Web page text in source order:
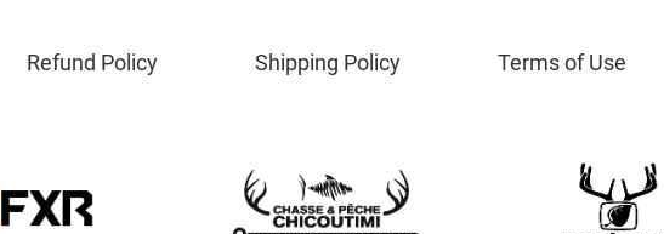
Refund Policy Shipping Policy Terms of Use